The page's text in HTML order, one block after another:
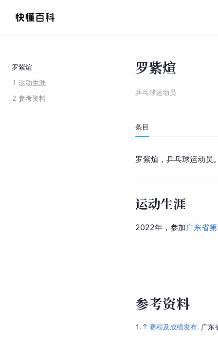
罗紫煊
1 运动生涯
2 参考资料
罗紫煊
乒乓球运动员
条目
罗紫煊，乒乓球运动员
运动生涯
2022年，参加广东省
参考资料
1. 赛程及成绩发布. 广东